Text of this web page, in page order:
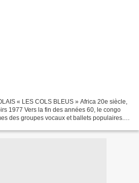
« LES COLS BLEUS » Africa 20e siècle,
1977 Vers la fin des années 60, le congo
des groupes vocaux et ballets populaires.